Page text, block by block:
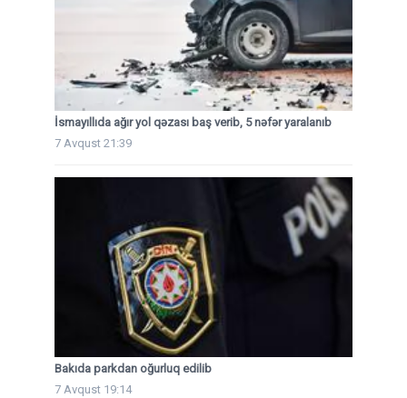
İsmayıllıda ağır yol qəzası baş verib, 5 nəfər yaralanıb
7 Avqust 21:39
Bakıda parkdan oğurluq edilib
7 Avqust 19:14